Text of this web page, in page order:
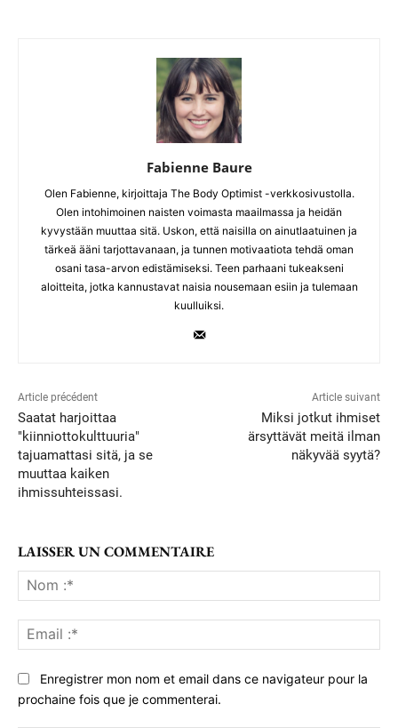
Fabienne Baure
Olen Fabienne, kirjoittaja The Body Optimist -verkkosivustolla.
Olen intohimoinen naisten voimasta maailmassa ja heidän
kyvystään muuttaa sitä. Uskon, että naisilla on ainutlaatuinen ja
tärkeä ääni tarjottavanaan, ja tunnen motivaatiota tehdä oman
osani tasa-arvon edistämiseksi. Teen parhaani tukeakseni
aloitteita, jotka kannustavat naisia nousemaan esiin ja tulemaan
kuulluiksi.
Article précédent
Saatat harjoittaa
"kiinniottokulttuuria"
tajuamattasi sitä, ja se
muuttaa kaiken
ihmissuhteissasi.
Article suivant
Miksi jotkut ihmiset
ärsyttävät meitä ilman
näkyvää syytä?
LAISSER UN COMMENTAIRE
:*
:*
Enregistrer mon nom et email dans ce navigateur pour la
prochaine fois que je commenterai.